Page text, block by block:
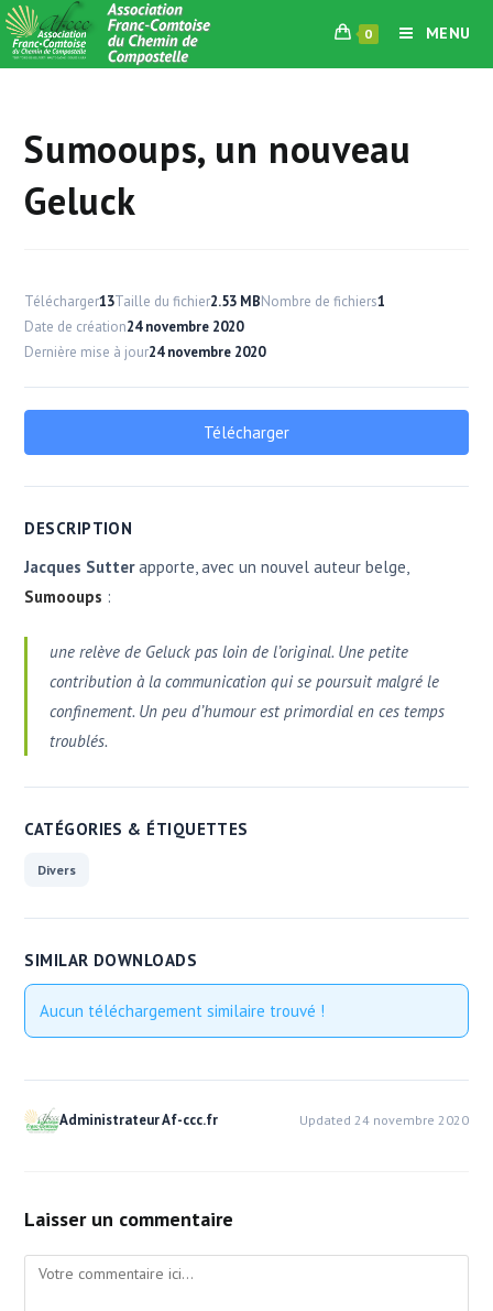
Skip
to
content
0 MENU
Sumooups, un nouveau
Geluck
Télécharger13Taille du fichier2.53 MBNombre de fichiers1
Date de création24 novembre 2020
Dernière mise à jour24 novembre 2020
Télécharger
DESCRIPTION
Jacques Sutterapporte, avec un nouvel auteur belge,
Sumooups :
une relève de Geluck pas loin de l’original. Une petite
contribution à la communication qui se poursuit malgré le
confinement. Un peu d’humour est primordial en ces temps
troublés.
CATÉGORIES & ÉTIQUETTES
Divers
SIMILAR DOWNLOADS
Aucun téléchargement similaire trouvé !
Administrateur Af-ccc.fr Updated 24 novembre 2020
Laisser un commentaire
Comment